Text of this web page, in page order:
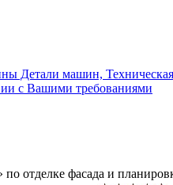
Детали машин,
с Вашими требованиями
отделке фасада и